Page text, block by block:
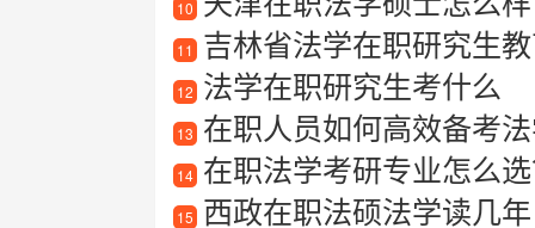
10
11 吉林省法学在职研究生
12 法学在职研究生考什么
13 在职人员如何高效备考
14 在职法学考研专业怎么
15 西政在职法硕法学读几年